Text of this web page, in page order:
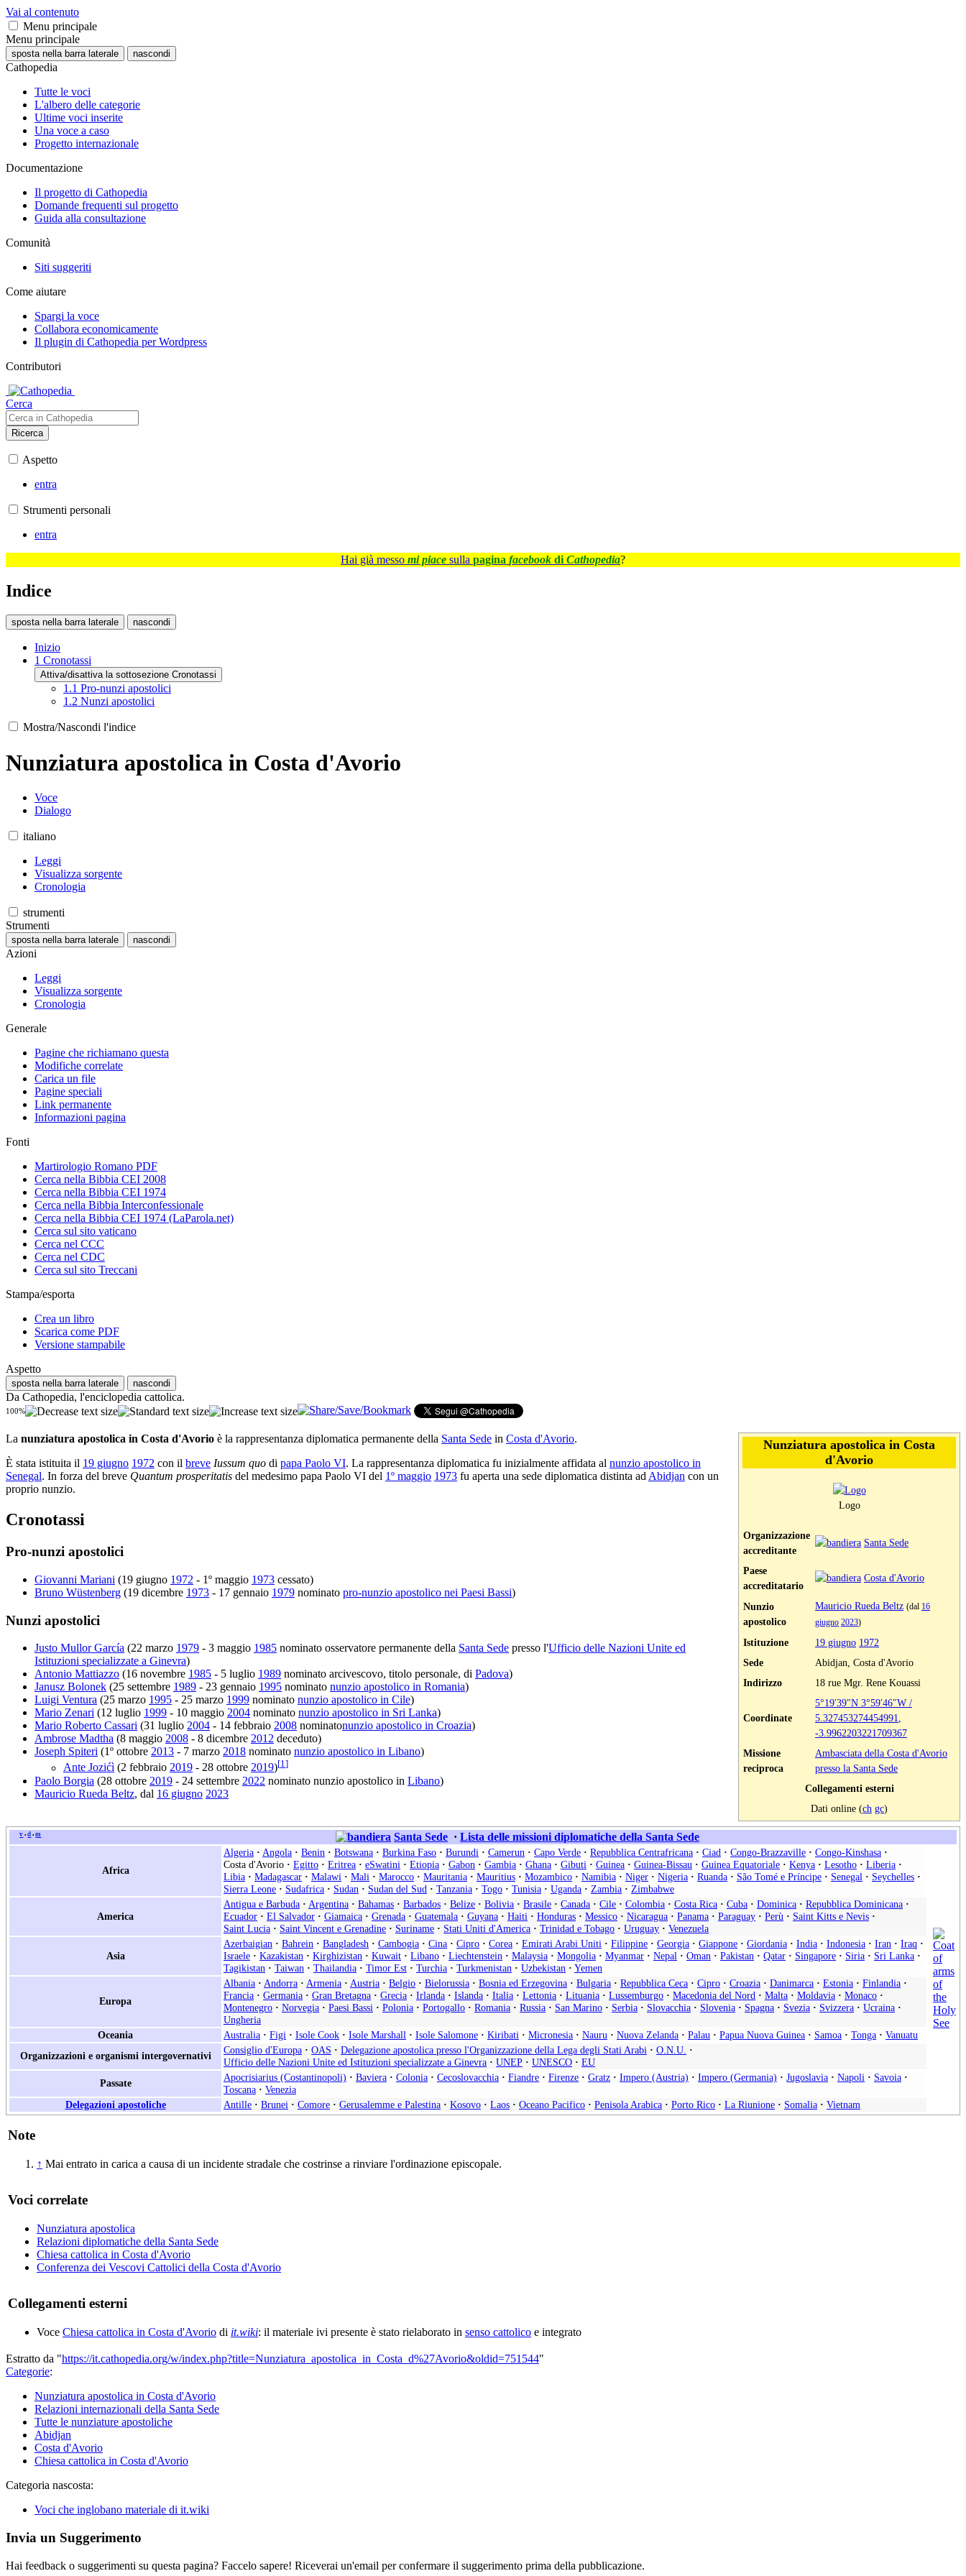
Vai al contenuto
Menu principale
Menu principale
sposta nella barra laterale nascondi
Cathopedia
Tutte le voci
L'albero delle categorie
Ultime voci inserite
Una voce a caso
Progetto internazionale
Documentazione
Il progetto di Cathopedia
Domande frequenti sul progetto
Guida alla consultazione
Comunità
Siti suggeriti
Come aiutare
Spargi la voce
Collabora economicamente
Il plugin di Cathopedia per Wordpress
Contributori
Cerca
Ricerca
Aspetto
entra
Strumenti personali
entra
Hai già messo mi piace sulla pagina facebook di Cathopedia?
Indice
sposta nella barra laterale nascondi
Inizio
1 Cronotassi
Attiva/disattiva la sottosezione Cronotassi
1.1 Pro-nunzi apostolici
1.2 Nunzi apostolici
Mostra/Nascondi l'indice
Nunziatura apostolica in Costa d'Avorio
Voce
Dialogo
italiano
Leggi
Visualizza sorgente
Cronologia
strumenti
Strumenti
sposta nella barra laterale nascondi
Azioni
Leggi
Visualizza sorgente
Cronologia
Generale
Pagine che richiamano questa
Modifiche correlate
Carica un file
Pagine speciali
Link permanente
Informazioni pagina
Fonti
Martirologio Romano PDF
Cerca nella Bibbia CEI 2008
Cerca nella Bibbia CEI 1974
Cerca nella Bibbia Interconfessionale
Cerca nella Bibbia CEI 1974 (LaParola.net)
Cerca sul sito vaticano
Cerca nel CCC
Cerca nel CDC
Cerca sul sito Treccani
Stampa/esporta
Crea un libro
Scarica come PDF
Versione stampabile
Aspetto
sposta nella barra laterale nascondi
Da Cathopedia, l'enciclopedia cattolica.
100%
Nunziatura apostolica in Costa
d'Avorio
Logo
Organizzazione
accreditante
Santa Sede
Paese
accreditatario
Costa d'Avorio
Nunzio
apostolico
Mauricio Rueda Beltz (dal 16
giugno 2023)
Istituzione 19 giugno 1972
Sede
Abidjan, Costa d'Avorio
Indirizzo
18 rue Mgr. Rene Kouassi
Coordinate
5°19′39″N 3°59′46″W /
5.327453274454991,
-3.9962203221709367
Missione
reciproca
Ambasciata della Costa d'Avorio
presso la Santa Sede
Collegamenti esterni
Dati online (ch gc)
La nunziatura apostolica in Costa d'Avorio è la rappresentanza diplomatica permanente della Santa Sede in Costa d'Avorio.
È stata istituita il 19 giugno 1972 con il breve Iussum quo di papa Paolo VI. La rappresentanza diplomatica fu inizialmente affidata al nunzio apostolico in
Senegal. In forza del breve Quantum prosperitatis del medesimo papa Paolo VI del 1º maggio 1973 fu aperta una sede diplomatica distinta ad Abidjan con un
proprio nunzio.
Cronotassi
Pro-nunzi apostolici
Giovanni Mariani (19 giugno 1972 - 1º maggio 1973 cessato)
Bruno Wüstenberg (19 dicembre 1973 - 17 gennaio 1979 nominato pro-nunzio apostolico nei Paesi Bassi)
Nunzi apostolici
Justo Mullor García (22 marzo 1979 - 3 maggio 1985 nominato osservatore permanente della Santa Sede presso l'Ufficio delle Nazioni Unite ed
Istituzioni specializzate a Ginevra)
Antonio Mattiazzo (16 novembre 1985 - 5 luglio 1989 nominato arcivescovo, titolo personale, di Padova)
Janusz Bolonek (25 settembre 1989 - 23 gennaio 1995 nominato nunzio apostolico in Romania)
Luigi Ventura (25 marzo 1995 - 25 marzo 1999 nominato nunzio apostolico in Cile)
Mario Zenari (12 luglio 1999 - 10 maggio 2004 nominato nunzio apostolico in Sri Lanka)
Mario Roberto Cassari (31 luglio 2004 - 14 febbraio 2008 nominatonunzio apostolico in Croazia)
Ambrose Madtha (8 maggio 2008 - 8 dicembre 2012 deceduto)
Joseph Spiteri (1º ottobre 2013 - 7 marzo 2018 nominato nunzio apostolico in Libano)
Ante Jozićì (2 febbraio 2019 - 28 ottobre 2019)[1]
Paolo Borgia (28 ottobre 2019 - 24 settembre 2022 nominato nunzio apostolico in Libano)
Mauricio Rueda Beltz, dal 16 giugno 2023
v • d • m Santa Sede · Lista delle missioni diplomatiche della Santa Sede
Africa
Algeria · Angola · Benin · Botswana · Burkina Faso · Burundi · Camerun · Capo Verde · Repubblica Centrafricana · Ciad · Congo-Brazzaville · Congo-Kinshasa ·
Costa d'Avorio · Egitto · Eritrea · eSwatini · Etiopia · Gabon · Gambia · Ghana · Gibuti · Guinea · Guinea-Bissau · Guinea Equatoriale · Kenya · Lesotho · Liberia ·
Libia · Madagascar · Malawi · Mali · Marocco · Mauritania · Mauritius · Mozambico · Namibia · Niger · Nigeria · Ruanda · São Tomé e Príncipe · Senegal · Seychelles ·
Sierra Leone · Sudafrica · Sudan · Sudan del Sud · Tanzania · Togo · Tunisia · Uganda · Zambia · Zimbabwe
America
Antigua e Barbuda · Argentina · Bahamas · Barbados · Belize · Bolivia · Brasile · Canada · Cile · Colombia · Costa Rica · Cuba · Dominica · Repubblica Dominicana ·
Ecuador · El Salvador · Giamaica · Grenada · Guatemala · Guyana · Haiti · Honduras · Messico · Nicaragua · Panama · Paraguay · Perù · Saint Kitts e Nevis ·
Saint Lucia · Saint Vincent e Grenadine · Suriname · Stati Uniti d'America · Trinidad e Tobago · Uruguay · Venezuela
Asia
Azerbaigian · Bahrein · Bangladesh · Cambogia · Cina · Cipro · Corea · Emirati Arabi Uniti · Filippine · Georgia · Giappone · Giordania · India · Indonesia · Iran · Iraq ·
Israele · Kazakistan · Kirghizistan · Kuwait · Libano · Liechtenstein · Malaysia · Mongolia · Myanmar · Nepal · Oman · Pakistan · Qatar · Singapore · Siria · Sri Lanka ·
Tagikistan · Taiwan · Thailandia · Timor Est · Turchia · Turkmenistan · Uzbekistan · Yemen
Europa
Albania · Andorra · Armenia · Austria · Belgio · Bielorussia · Bosnia ed Erzegovina · Bulgaria · Repubblica Ceca · Cipro · Croazia · Danimarca · Estonia · Finlandia ·
Francia · Germania · Gran Bretagna · Grecia · Irlanda · Islanda · Italia · Lettonia · Lituania · Lussemburgo · Macedonia del Nord · Malta · Moldavia · Monaco ·
Montenegro · Norvegia · Paesi Bassi · Polonia · Portogallo · Romania · Russia · San Marino · Serbia · Slovacchia · Slovenia · Spagna · Svezia · Svizzera · Ucraina ·
Ungheria
Oceania
Australia · Figi · Isole Cook · Isole Marshall · Isole Salomone · Kiribati · Micronesia · Nauru · Nuova Zelanda · Palau · Papua Nuova Guinea · Samoa · Tonga · Vanuatu
Organizzazioni e organismi intergovernativi
Consiglio d'Europa · OAS · Delegazione apostolica presso l'Organizzazione della Lega degli Stati Arabi · O.N.U. ·
Ufficio delle Nazioni Unite ed Istituzioni specializzate a Ginevra · UNEP · UNESCO · EU
Passate
Apocrisiarius (Costantinopoli) · Baviera · Colonia · Cecoslovacchia · Fiandre · Firenze · Gratz · Impero (Austria) · Impero (Germania) · Jugoslavia · Napoli · Savoia ·
Toscana · Venezia
Delegazioni apostoliche
Antille · Brunei · Comore · Gerusalemme e Palestina · Kosovo · Laos · Oceano Pacifico · Penisola Arabica · Porto Rico · La Riunione · Somalia · Vietnam
Note
↑ Mai entrato in carica a causa di un incidente stradale che costrinse a rinviare l'ordinazione episcopale.
Voci correlate
Nunziatura apostolica
Relazioni diplomatiche della Santa Sede
Chiesa cattolica in Costa d'Avorio
Conferenza dei Vescovi Cattolici della Costa d'Avorio
Collegamenti esterni
Voce Chiesa cattolica in Costa d'Avorio di it.wiki: il materiale ivi presente è stato rielaborato in senso cattolico e integrato
Estratto da "https://it.cathopedia.org/w/index.php?title=Nunziatura_apostolica_in_Costa_d%27Avorio&oldid=751544"
Categorie:
Nunziatura apostolica in Costa d'Avorio
Relazioni internazionali della Santa Sede
Tutte le nunziature apostoliche
Abidjan
Costa d'Avorio
Chiesa cattolica in Costa d'Avorio
Categoria nascosta:
Voci che inglobano materiale di it.wiki
Invia un Suggerimento
Hai feedback o suggerimenti su questa pagina? Faccelo sapere! Riceverai un'email per confermare il suggerimento prima della pubblicazione.